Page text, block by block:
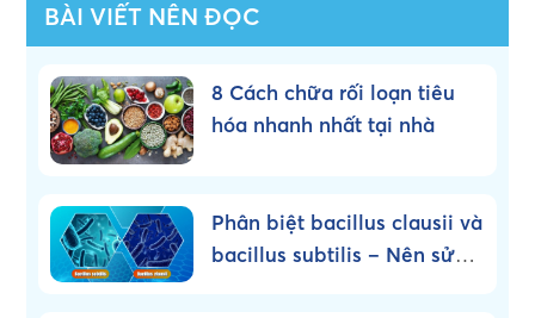
BÀI VIẾT NÊN ĐỌC
8 Cách chữa rối loạn tiêu
hóa nhanh nhất tại nhà
Phân biệt bacillus clausii và
bacillus subtilis – Nên sử